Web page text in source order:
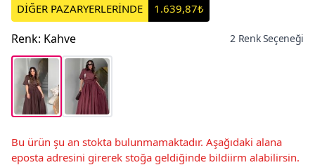
DİĞER PAZARYERLERİNDE 1.639,87₺
Renk: Kahve 2 Renk Seçeneği
Bu ürün şu an stokta bulunmamaktadır. Aşağıdaki alana
eposta adresini girerek stoğa geldiğinde bildiirm alabilirsin.